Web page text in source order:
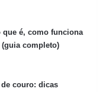
que é, como funciona
completo)
couro: dicas